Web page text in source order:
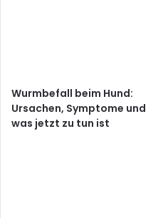
Wurmbefall beim Hund:
Ursachen, Symptome und
was jetzt zu tun ist